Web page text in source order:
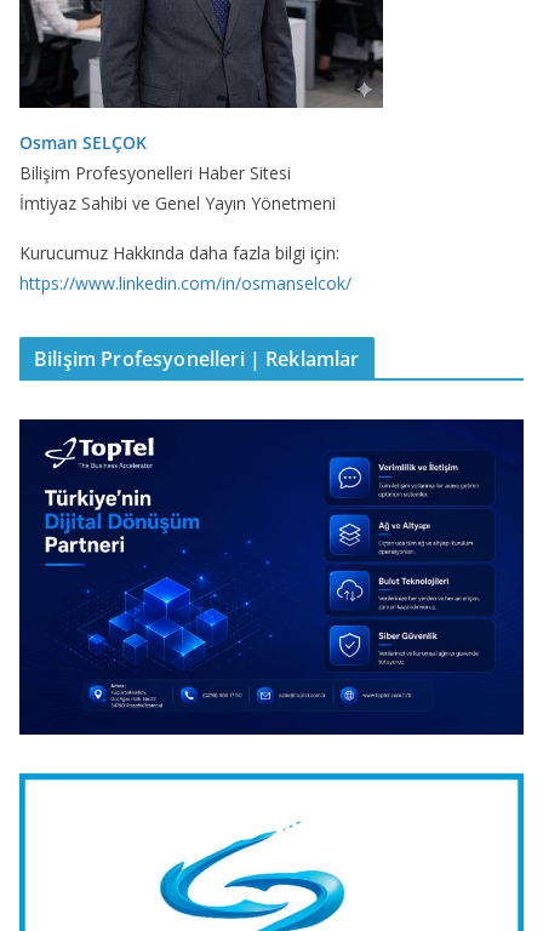
Osman SELÇOK
Bilişim Profesyonelleri Haber Sitesi
İmtiyaz Sahibi ve Genel Yayın Yönetmeni
Kurucumuz Hakkında daha fazla bilgi için:
https://www.linkedin.com/in/osmanselcok/
Bilişim Profesyonelleri | Reklamlar